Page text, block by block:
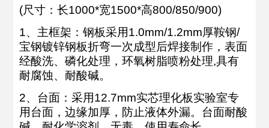
(尺寸：长1000*宽1500*高800/850/900)
1、主框架：钢板采用1.0mm/1.2mm厚鞍钢/
宝钢镀锌钢板折弯一次成型后焊接制作，表面
经酸洗、磷化处理，环氧树脂喷粉处理,具有
耐腐蚀、耐酸碱。
2、台面：采用12.7mm实芯理化板实验室专
用台面，边缘加厚，防止液体外漏。台面耐酸